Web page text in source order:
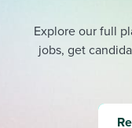
Explore our full
jobs, get